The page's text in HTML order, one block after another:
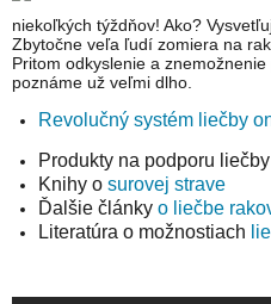
niekoľkých týždňov! Ako?
Zbytočne veľa ľudí zomiera na
Pritom odkyslenie a
poznáme už veľmi dlho.
Revolučný systém liečby
Produkty na podporu liečby
Knihy osurovej strave
Ďalšie článkyo liečbe
Literatúra o možnostiach